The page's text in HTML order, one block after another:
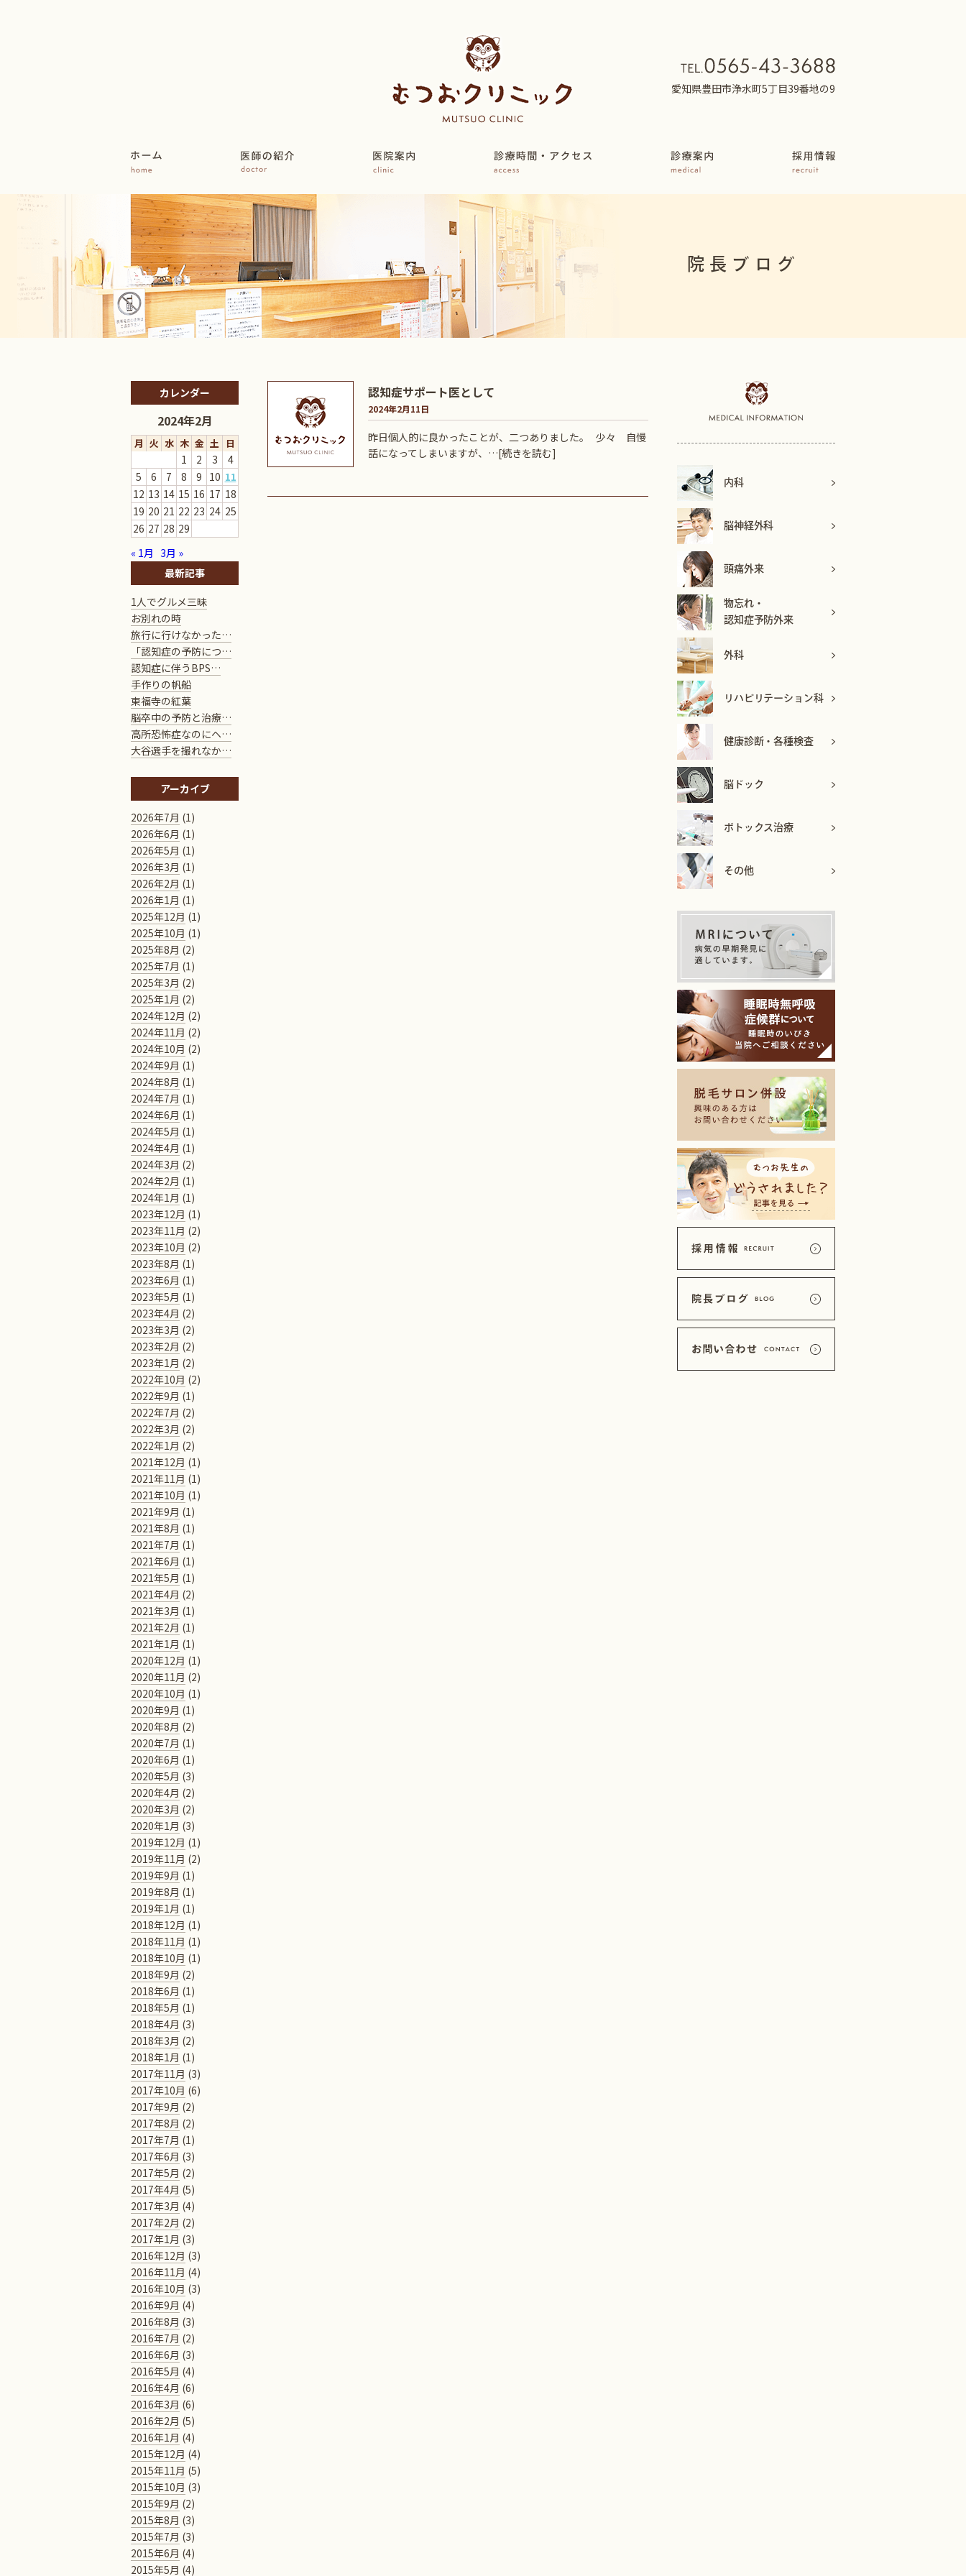
愛知県豊田市浄水町5丁目39番地の9
院長ブログ
認知症サポート医として
2024年2月11日
昨日個人的に良かったことが、二つありました。 少々 自慢
話になってしまいますが、…[続きを読む]
カレンダー
2024年2月
月 火 水 木 金 土 日
1 2 3
4
5
6 7 8 9 10 11
12 13 14 15 16 17 18
19 20 21 22 23 24 25
26 27 28 29
« 1月 3月 »
最新記事
1人でグルメ三昧
お別れの時
旅行に行けなかった…
「認知症の予防につ…
認知症に伴うBPS…
手作りの帆船
東福寺の紅葉
脳卒中の予防と治療…
高所恐怖症なのにヘ…
大谷選手を撮れなか…
アーカイブ
2026年7月 (1)
2026年6月 (1)
2026年5月 (1)
2026年3月 (1)
2026年2月 (1)
2026年1月 (1)
2025年12月 (1)
2025年10月 (1)
2025年8月 (2)
2025年7月 (1)
2025年3月 (2)
2025年1月 (2)
2024年12月 (2)
2024年11月 (2)
2024年10月 (2)
2024年9月 (1)
2024年8月 (1)
2024年7月 (1)
2024年6月 (1)
2024年5月 (1)
2024年4月 (1)
2024年3月 (2)
2024年2月 (1)
2024年1月 (1)
2023年12月 (1)
2023年11月 (2)
2023年10月 (2)
2023年8月 (1)
2023年6月 (1)
2023年5月 (1)
2023年4月 (2)
2023年3月 (2)
2023年2月 (2)
2023年1月 (2)
2022年10月 (2)
2022年9月 (1)
2022年7月 (2)
2022年3月 (2)
2022年1月 (2)
2021年12月 (1)
2021年11月 (1)
2021年10月 (1)
2021年9月 (1)
2021年8月 (1)
2021年7月 (1)
2021年6月 (1)
2021年5月 (1)
2021年4月 (2)
2021年3月 (1)
2021年2月 (1)
2021年1月 (1)
2020年12月 (1)
2020年11月 (2)
2020年10月 (1)
2020年9月 (1)
2020年8月 (2)
2020年7月 (1)
2020年6月 (1)
2020年5月 (3)
2020年4月 (2)
2020年3月 (2)
2020年1月 (3)
2019年12月 (1)
2019年11月 (2)
2019年9月 (1)
2019年8月 (1)
2019年1月 (1)
2018年12月 (1)
2018年11月 (1)
2018年10月 (1)
2018年9月 (2)
2018年6月 (1)
2018年5月 (1)
2018年4月 (3)
2018年3月 (2)
2018年1月 (1)
2017年11月 (3)
2017年10月 (6)
2017年9月 (2)
2017年8月 (2)
2017年7月 (1)
2017年6月 (3)
2017年5月 (2)
2017年4月 (5)
2017年3月 (4)
2017年2月 (2)
2017年1月 (3)
2016年12月 (3)
2016年11月 (4)
2016年10月 (3)
2016年9月 (4)
2016年8月 (3)
2016年7月 (2)
2016年6月 (3)
2016年5月 (4)
2016年4月 (6)
2016年3月 (6)
2016年2月 (5)
2016年1月 (4)
2015年12月 (4)
2015年11月 (5)
2015年10月 (3)
2015年9月 (2)
2015年8月 (3)
2015年7月 (3)
2015年6月 (4)
2015年5月 (4)
内科
脳神経外科
頭痛外来
物忘れ・
認知症予防外来
外科
リハビリテーション科
健康診断・各種検査
脳ドック
ボトックス治療
その他